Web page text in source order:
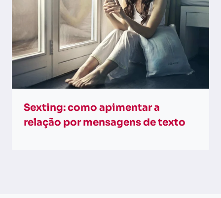
Sexting: como apimentar a
relação por mensagens de texto